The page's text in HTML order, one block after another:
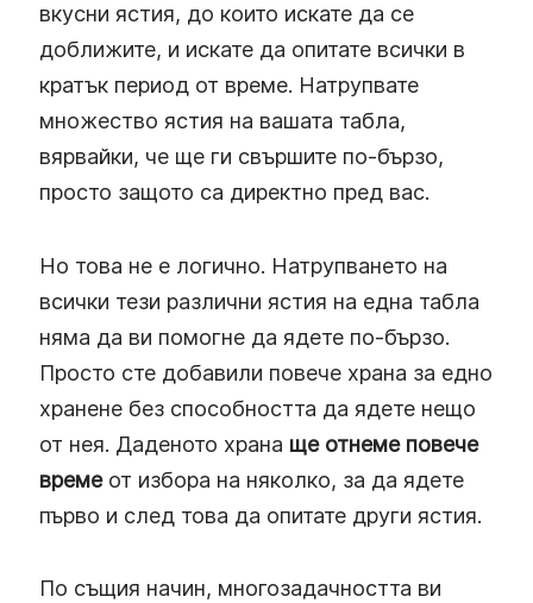
вкусни ястия, до които искате да се
доближите, и искате да опитате всички в
кратък период от време. Натрупвате
множество ястия на вашата табла,
вярвайки, че ще ги свършите по-бързо,
просто защото са директно пред вас.
Но това не е логично. Натрупването на
всички тези различни ястия на една табла
няма да ви помогне да ядете по-бързо.
Просто сте добавили повече храна за едно
хранене без способността да ядете нещо
от нея. Даденото храна ще отнеме повече
времеот избора на няколко, за да ядете
първо и след това да опитате други ястия.
По същия начин, многозадачността ви